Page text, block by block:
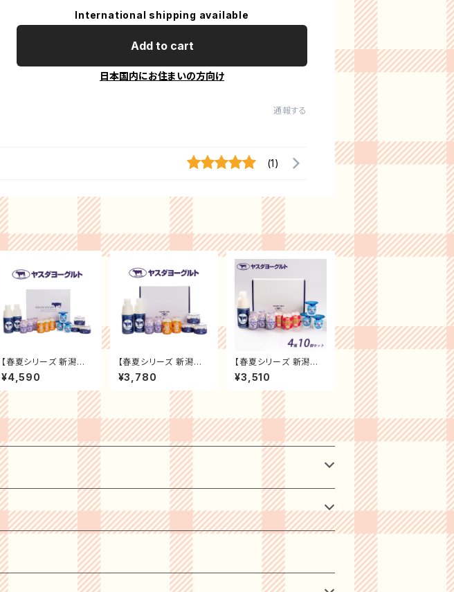
International shipping available
Add to cart
日本国内にお住まいの方向け
通報する
(1)
【春夏シリーズ 新潟県
ヤスダヨーグルト ギフト
セット】乳製品 飲むヨー
グルト 搾りたて 生乳使
用 ドリンク ヨーグルト
ブルーベリー 温州みか
ん とろける プレーン
¥4,590
【春夏シリーズ 新潟県
ヤスダヨーグルト ギフト
セット】乳製品 飲むヨー
グルト 搾りたて 生乳使
用 ドリンク ヨーグルト
ブルーベリー 温州みか
ん プレーン ドリンクヨ
ーグルト
¥3,780
【春夏シリーズ 新潟県
ヤスダヨーグルト ギフト
セット】乳製品 飲むヨー
グルト 搾りたて 生乳使
用 ドリンク ヨーグルト
ブルーベリー ストロベ
リー とろける
¥3,510